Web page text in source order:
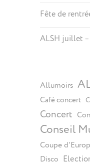
Fête de
ALSH juillet
Allumoirs
Café concert
Concert
Conseil
Coupe
Disco